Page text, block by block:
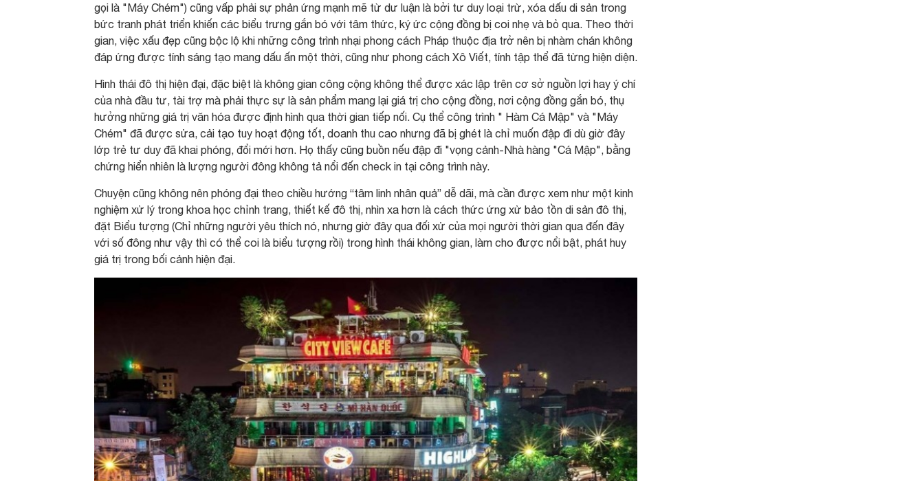
gọi là "Máy Chém") cũng vấp phải sự phản ứng mạnh mẽ từ dư luận là bởi tư duy loại trừ, xóa dấu di sản trong
bức tranh phát triển khiến các biểu trưng gắn bó với tâm thức, ký ức cộng đồng bị coi nhẹ và bỏ qua. Theo thời
gian, việc xấu đẹp cũng bộc lộ khi những công trình nhại phong cách Pháp thuộc địa trở nên bị nhàm chán không
đáp ứng được tính sáng tạo mang dấu ấn một thời, cũng như phong cách Xô Viết, tính tập thể đã từng hiện diện.
Hình thái đô thị hiện đại, đặc biệt là không gian công cộng không thể được xác lập trên cơ sở nguồn lợi hay ý chí
của nhà đầu tư, tài trợ mà phải thực sự là sản phẩm mang lại giá trị cho cộng đồng, nơi cộng đồng gắn bó, thụ
hưởng những giá trị văn hóa được định hình qua thời gian tiếp nối. Cụ thể công trình " Hàm Cá Mập" và "Máy
Chém" đã được sửa, cải tạo tuy hoạt động tốt, doanh thu cao nhưng đã bị ghét là chỉ muốn đập đi dù giờ đây
lớp trẻ tư duy đã khai phóng, đổi mới hơn. Họ thấy cũng buồn nếu đập đi "vọng cảnh-Nhà hàng "Cá Mập", bằng
chứng hiển nhiên là lượng người đông không tả nổi đến check in tại công trình này.
Chuyện cũng không nên phóng đại theo chiều hướng “tâm linh nhân quả” dễ dãi, mà cần được xem như một kinh
nghiệm xử lý trong khoa học chỉnh trang, thiết kế đô thị, nhìn xa hơn là cách thức ứng xử bảo tồn di sản đô thị,
đặt Biểu tượng (Chỉ những người yêu thích nó, nhưng giờ đây qua đối xử của mọi người thời gian qua đến đây
với số đông như vậy thì có thể coi là biểu tượng rồi) trong hình thái không gian, làm cho được nổi bật, phát huy
giá trị trong bối cảnh hiện đại.